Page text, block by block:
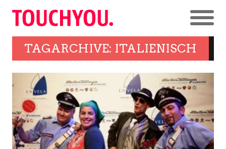
TAGARCHIVE: ITALIENISCH